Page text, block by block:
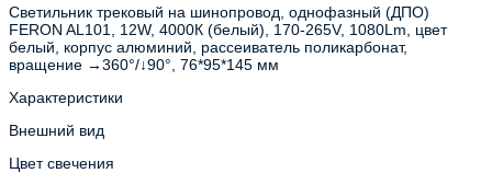
Светильник трековый на шинопровод, однофазный (ДПО)
FERON AL101, 12W, 4000К (белый), 170-265V, 1080Lm, цвет
белый, корпус алюминий, рассеиватель поликарбонат,
вращение →360°/↓90°, 76*95*145 мм
Характеристики
Внешний вид
Цвет свечения